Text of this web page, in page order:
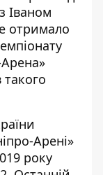
Іваном
отримало
такого
Арені»
року